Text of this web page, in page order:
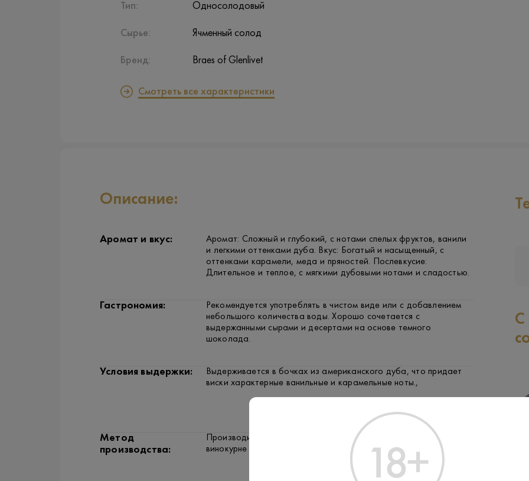
Тип:
Сырье:
Бренд:
Односолодовый
Ячменный солод
Braes of Glenlivet
Смотреть все характеристики
Описание:
Аромат и вкус:
Аромат: Сложный и глубокий, с нотами спелых фруктов, ванили
и легкими оттенками дуба. Вкус: Богатый и насыщенный, с
оттенками карамели, меда и пряностей. Послевкусие:
Длительное и теплое, с мягкими дубовыми нотами и сладостью.
Гастрономия:
Рекомендуется употреблять в чистом виде или с добавлением
небольшого количества воды. Хорошо сочетается с
выдержанными сырами и десертами на основе темного
шоколада.
Условия выдержки:
Выдерживается в бочках из американского дуба, что придает
виски характерные ванильные и карамельные ноты.,
Метод
производства:
Производится традиционным методом дистилляции на
винокурне Braes of Glenlivet, расположенной в регионе Спейсайд.
С
ФРУКТЫ И ЯГОДЫ РЫБА